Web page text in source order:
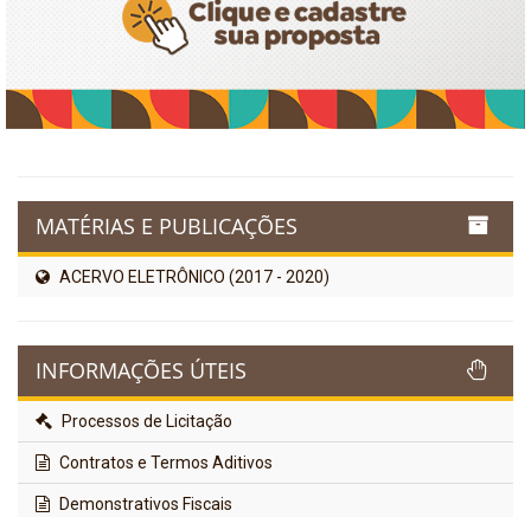
MATÉRIAS E PUBLICAÇÕES
ACERVO ELETRÔNICO (2017 - 2020)
INFORMAÇÕES ÚTEIS
Processos de Licitação
Contratos e Termos Aditivos
Demonstrativos Fiscais